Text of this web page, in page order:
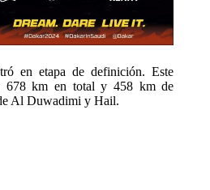
en etapa de definición. Este
678 km en total y 458 km de
Al Duwadimi y Hail.